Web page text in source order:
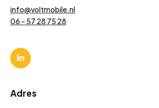
info@voltmobile.nl
06 – 57 28 75 28
Adres